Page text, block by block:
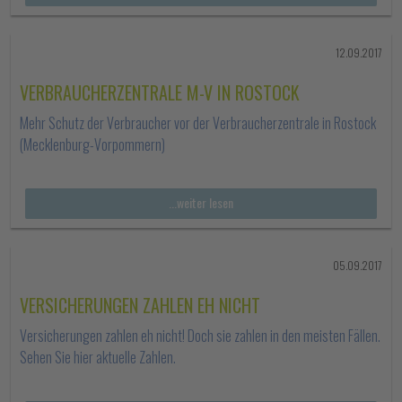
12.09.2017
VERBRAUCHERZENTRALE M-V IN ROSTOCK
Mehr Schutz der Verbraucher vor der Verbraucherzentrale in Rostock
(Mecklenburg-Vorpommern)
...weiter lesen
05.09.2017
VERSICHERUNGEN ZAHLEN EH NICHT
Versicherungen zahlen eh nicht! Doch sie zahlen in den meisten Fällen.
Sehen Sie hier aktuelle Zahlen.